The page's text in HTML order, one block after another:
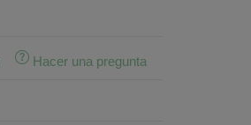
Hacer una pregunta